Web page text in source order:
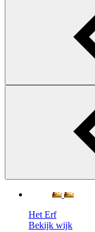
Het Erf
Bekijk wijk